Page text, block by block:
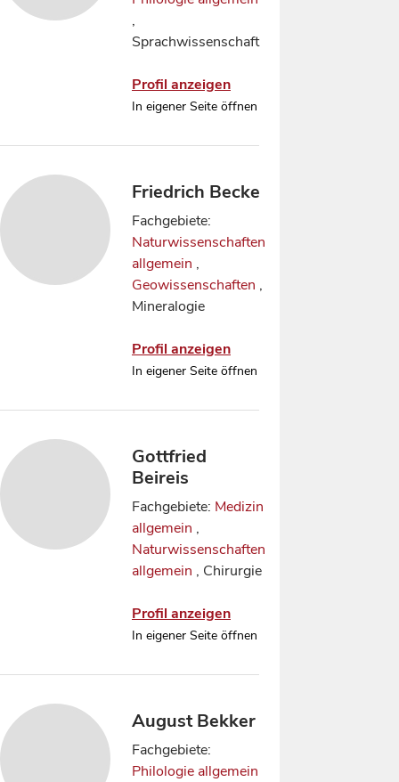
,
Sprachwissenschaft
Profil anzeigen
In eigener Seite öffnen
Friedrich Becke
Fachgebiete:
Naturwissenschaften
allgemein ,
Geowissenschaften ,
Mineralogie
Profil anzeigen
In eigener Seite öffnen
Gottfried
Beireis
Fachgebiete: Medizin
allgemein ,
Naturwissenschaften
allgemein , Chirurgie
Profil anzeigen
In eigener Seite öffnen
August Bekker
Fachgebiete:
Philologie allgemein